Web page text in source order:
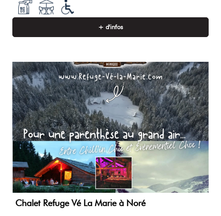
+ d'infos
Chalet Refuge Vé La Marie à Noré